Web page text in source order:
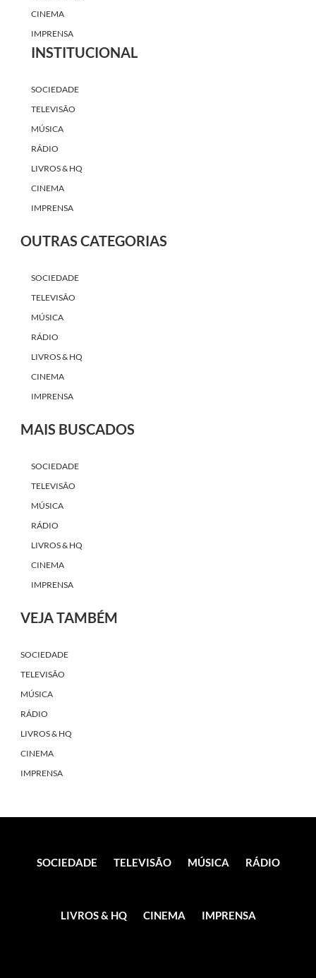
CINEMA
IMPRENSA
INSTITUCIONAL
SOCIEDADE
TELEVISÃO
MÚSICA
RÁDIO
LIVROS & HQ
CINEMA
IMPRENSA
OUTRAS CATEGORIAS
SOCIEDADE
TELEVISÃO
MÚSICA
RÁDIO
LIVROS & HQ
CINEMA
IMPRENSA
MAIS BUSCADOS
SOCIEDADE
TELEVISÃO
MÚSICA
RÁDIO
LIVROS & HQ
CINEMA
IMPRENSA
VEJA TAMBÉM
SOCIEDADE
TELEVISÃO
MÚSICA
RÁDIO
LIVROS & HQ
CINEMA
IMPRENSA
SOCIEDADE TELEVISÃO MÚSICA RÁDIO
LIVROS & HQ CINEMA IMPRENSA